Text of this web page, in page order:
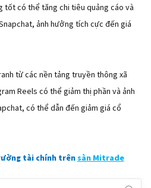
có thể tăng chi tiêu quảng cáo và
ảnh hưởng tích cực đến giá
từ các nền tảng truyền thông xã
Reels có thể giảm thị phần và ảnh
có thể dẫn đến giảm giá cổ
tài chính trênsàn Mitrade